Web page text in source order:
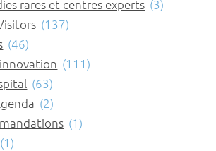
rares et centres experts (3)
(137)
(46)
(111)
(63)
(2)
(1)
(1)